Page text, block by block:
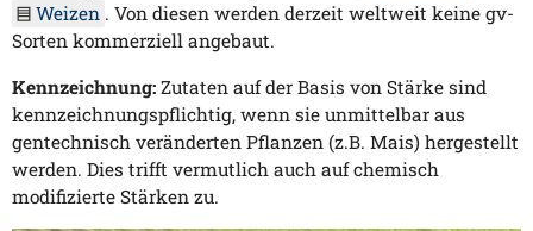
Weizen . Von diesen werden derzeit weltweit keine gv-
Sorten kommerziell angebaut.
Kennzeichnung: Zutaten auf der Basis von Stärke sind
kennzeichnungspflichtig, wenn sie unmittelbar aus
gentechnisch veränderten Pflanzen (z.B. Mais) hergestellt
werden. Dies trifft vermutlich auch auf chemisch
modifizierte Stärken zu.